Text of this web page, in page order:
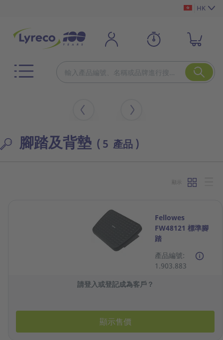
HK
腳踏及背墊 ( 5 產品 )
顯示
Fellowes
FW48121 標準腳
踏
產品編號:
1.903.883
請登入或登記成為客戶？
顯示售價